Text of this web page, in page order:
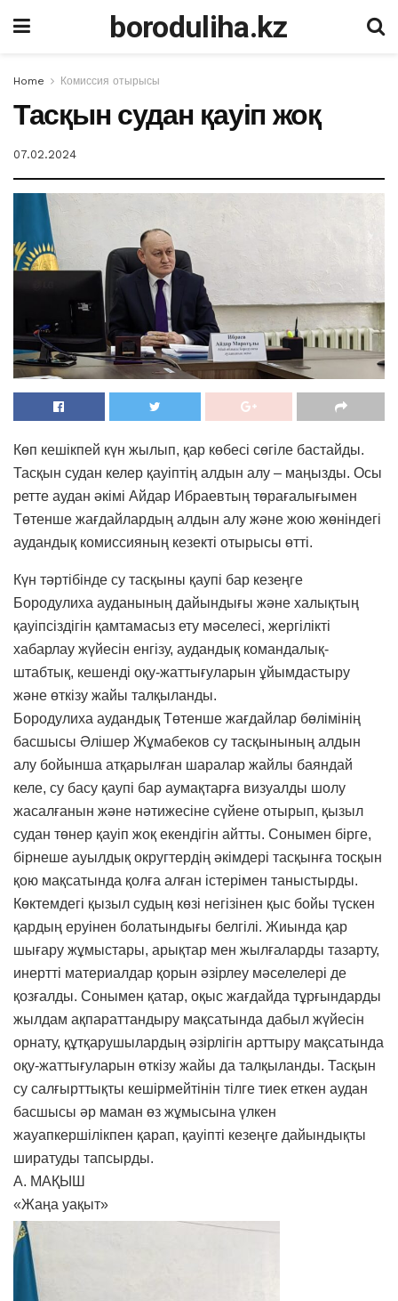
boroduliha.kz
Home Комиссия отырысы
Тасқын судан қауіп жоқ
07.02.2024
Көп кешікпей күн жылып, қар көбесі сөгіле бастайды.
Тасқын судан келер қауіптің алдын алу – маңызды. Осы
ретте аудан әкімі Айдар Ибраевтың төрағалығымен
Төтенше жағдайлардың алдын алу және жою жөніндегі
аудандық комиссияның кезекті отырысы өтті.
Күн тәртібінде су тасқыны қаупі бар кезеңге
Бородулиха ауданының дайындығы және халықтың
қауіпсіздігін қамтамасыз ету мәселесі, жергілікті
хабарлау жүйесін енгізу, аудандық командалық-
штабтық, кешенді оқу-жаттығуларын ұйымдастыру
және өткізу жайы талқыланды.
Бородулиха аудандық Төтенше жағдайлар бөлімінің
басшысы Әлішер Жұмабеков су тасқынының алдын
алу бойынша атқарылған шаралар жайлы баяндай
келе, су басу қаупі бар аумақтарға визуалды шолу
жасалғанын және нәтижесіне сүйене отырып, қызыл
судан төнер қауіп жоқ екендігін айтты. Сонымен бірге,
бірнеше ауылдық округтердің әкімдері тасқынға тосқын
қою мақсатында қолға алған істерімен таныстырды.
Көктемдегі қызыл судың көзі негізінен қыс бойы түскен
қардың еруінен болатындығы белгілі. Жиында қар
шығару жұмыстары, арықтар мен жылғаларды тазарту,
инертті материалдар қорын әзірлеу мәселелері де
қозғалды. Сонымен қатар, оқыс жағдайда тұрғындарды
жылдам ақпараттандыру мақсатында дабыл жүйесін
орнату, құтқарушылардың әзірлігін арттыру мақсатында
оқу-жаттығуларын өткізу жайы да талқыланды. Тасқын
су салғырттықты кешірмейтінін тілге тиек еткен аудан
басшысы әр маман өз жұмысына үлкен
жауапкершілікпен қарап, қауіпті кезеңге дайындықты
ширатуды тапсырды.
А. МАҚЫШ
«Жаңа уақыт»